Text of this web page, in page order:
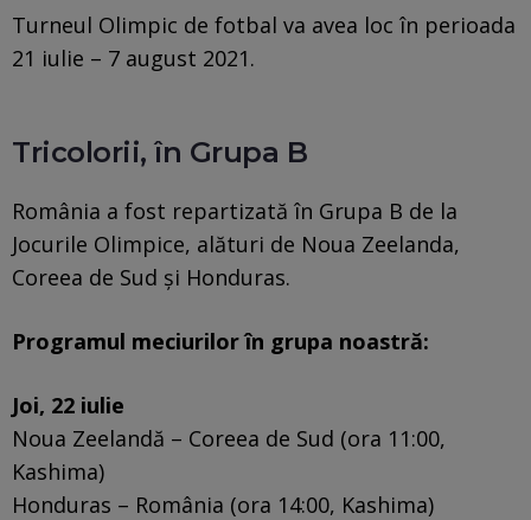
Turneul Olimpic de fotbal va avea loc în perioada
21 iulie – 7 august 2021.
Tricolorii, în Grupa B
România a fost repartizată în Grupa B de la
Jocurile Olimpice, alături de Noua Zeelanda,
Coreea de Sud și Honduras.
Programul meciurilor în grupa noastră:
Joi, 22 iulie
Noua Zeelandă – Coreea de Sud (ora 11:00,
Kashima)
Honduras – România (ora 14:00, Kashima)